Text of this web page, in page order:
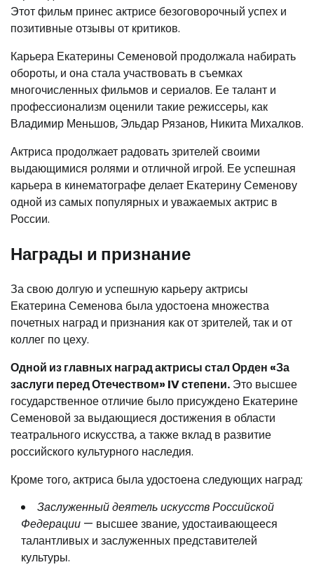
Этот фильм принес актрисе безоговорочный успех и
позитивные отзывы от критиков.
Карьера Екатерины Семеновой продолжала набирать
обороты, и она стала участвовать в съемках
многочисленных фильмов и сериалов. Ее талант и
профессионализм оценили такие режиссеры, как
Владимир Меньшов, Эльдар Рязанов, Никита Михалков.
Актриса продолжает радовать зрителей своими
выдающимися ролями и отличной игрой. Ее успешная
карьера в кинематографе делает Екатерину Семенову
одной из самых популярных и уважаемых актрис в
России.
Награды и признание
За свою долгую и успешную карьеру актрисы
Екатерина Семенова была удостоена множества
почетных наград и признания как от зрителей, так и от
коллег по цеху.
Одной из главных наград актрисы стал Орден «За
заслуги перед Отечеством» IV степени. Это высшее
государственное отличие было присуждено Екатерине
Семеновой за выдающиеся достижения в области
театрального искусства, а также вклад в развитие
российского культурного наследия.
Кроме того, актриса была удостоена следующих наград:
Заслуженный деятель искусств Российской
Федерации — высшее звание, удостаивающееся
талантливых и заслуженных представителей
культуры.